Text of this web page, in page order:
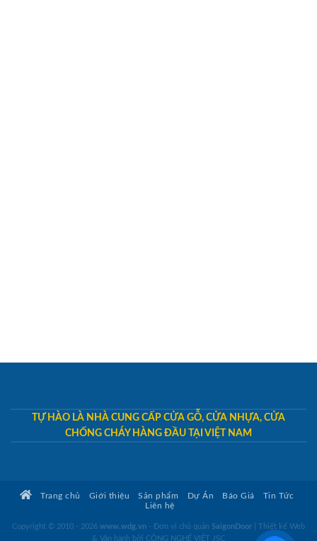
TỰ HÀO LÀ NHÀ CUNG CẤP CỬA GỖ, CỬA NHỰA, CỬA
CHỐNG CHÁY HÀNG ĐẦU TẠI VIỆT NAM
Trang chủ Giới thiệu Sản phẩm Dự Án Báo Giá
Tin Tức
Liên hệ
Copyright © 2010 - 2026 www.wdg.vn - Đơn vị chủ quản SaigonDoor
Thiết kế Web
& Vận hành bởi CÔNG NGHỆ VIỆT JSC